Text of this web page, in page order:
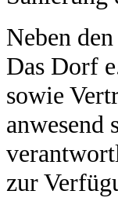
Neben
Das Dorf
sowie
anwesend
zur